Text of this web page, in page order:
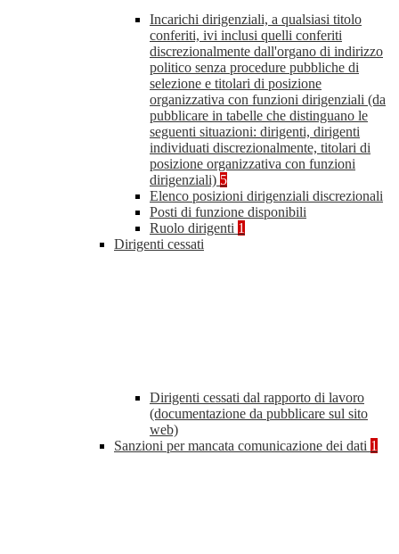
Incarichi dirigenziali, a qualsiasi titolo
conferiti, ivi inclusi quelli conferiti
discrezionalmente dall'organo di indirizzo
politico senza procedure pubbliche di
selezione e titolari di posizione
organizzativa con funzioni dirigenziali (da
pubblicare in tabelle che distinguano le
seguenti situazioni: dirigenti, dirigenti
individuati discrezionalmente, titolari di
posizione organizzativa con funzioni
dirigenziali) 5
Elenco posizioni dirigenziali discrezionali
Posti di funzione disponibili
Ruolo dirigenti 1
Dirigenti cessati
Dirigenti cessati dal rapporto di lavoro
(documentazione da pubblicare sul sito
web)
Sanzioni per mancata comunicazione dei dati 1